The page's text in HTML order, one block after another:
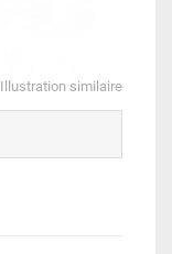
Illustration similaire